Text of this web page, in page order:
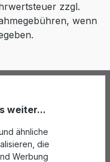
weiter...
ähnliche
die
Werbung
zzgl.
wenn